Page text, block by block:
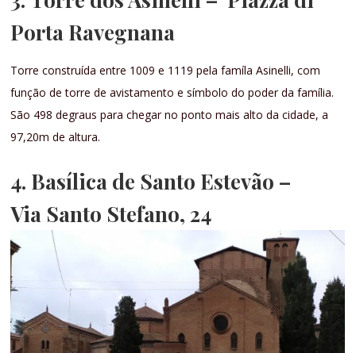
Porta Ravegnana
Torre construída entre 1009 e 1119 pela famíla Asinelli, com
função de torre de avistamento e símbolo do poder da família.
São 498 degraus para chegar no ponto mais alto da cidade, a
97,20m de altura.
4. Basílica de Santo Estevão –
Via Santo Stefano, 24